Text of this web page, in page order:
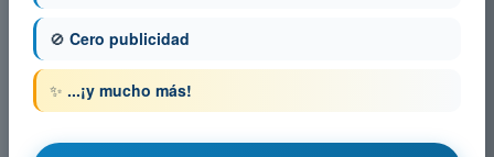
🚫 Cero publicidad
✨ ...¡y mucho más!